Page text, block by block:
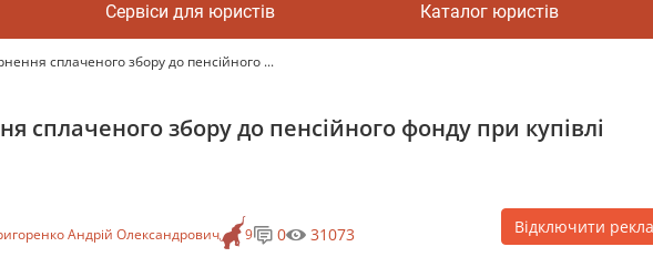
Сервіси для юристів Каталог юристів
сплаченого збору до пенсійного ...
сплаченого збору до пенсійного фонду при купівлі
Андрій Олександрович 9 0 31073 Відключити